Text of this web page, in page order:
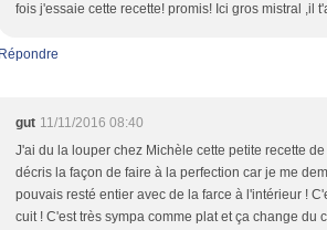
fois j'essaie cette recette! promis! Ici gros mistral ,il
gut 11/11/2016 08:40
J'ai du la louper chez Michèle cette petite recette
décris la façon de faire à la perfection car je me
pouvais resté entier avec de la farce à l'intérieur !
cuit ! C'est très sympa comme plat et ça change du